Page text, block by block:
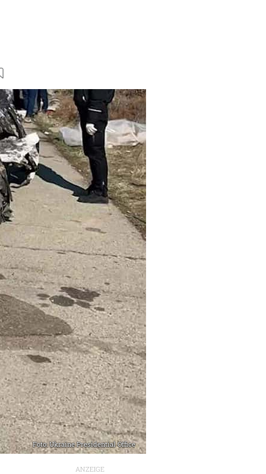
Foto: Ukraine Presidential Office
ANZEIGE